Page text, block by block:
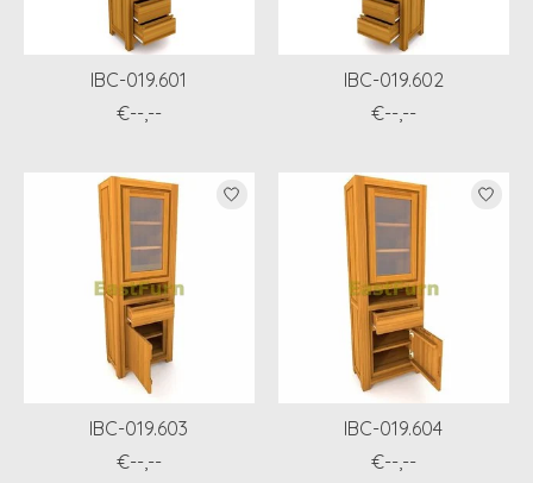
IBC-019.601
€--,--
IBC-019.602
€--,--
IBC-019.603
€--,--
IBC-019.604
€--,--